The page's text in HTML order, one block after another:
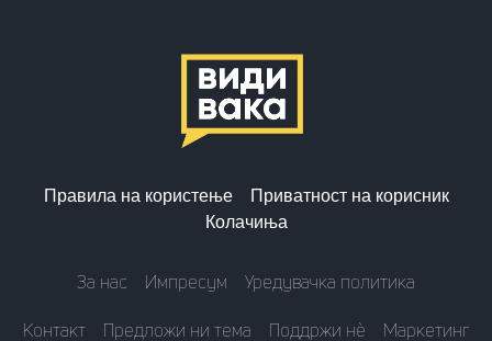
Правила на користење
Приватност на корисник
Колачиња
За нас Импресум
Уредувачка политика
Контакт
Предложи ни тема Поддржи нè Маркетинг